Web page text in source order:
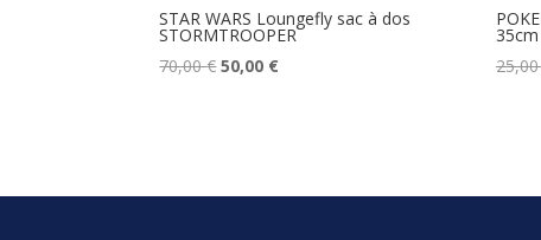
STAR WARS Loungefly sac à dos
STORMTROOPER
70,00€Le
50,00 €Le